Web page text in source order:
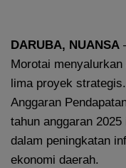
DARUBA, NUANSA
Morotai
lima proyek
Anggaran
tahun anggaran
dalam peningkatan
ekonomi daerah.